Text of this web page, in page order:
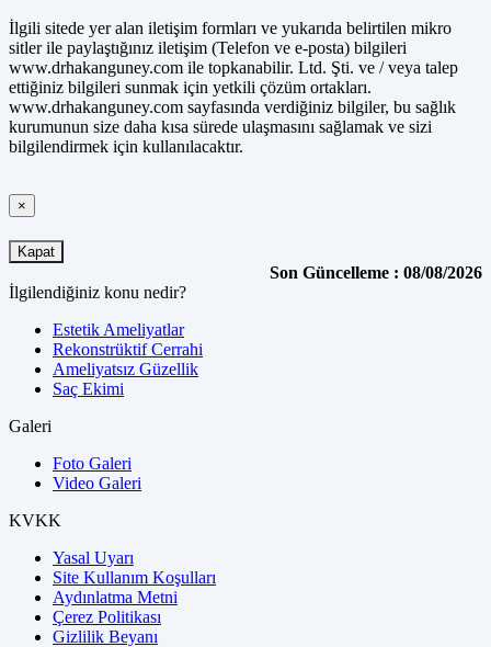
İlgili sitede yer alan iletişim formları ve yukarıda belirtilen mikro
sitler ile paylaştığınız iletişim (Telefon ve e-posta) bilgileri
www.drhakanguney.com ile topkanabilir. Ltd. Şti. ve / veya talep
ettiğiniz bilgileri sunmak için yetkili çözüm ortakları.
www.drhakanguney.com sayfasında verdiğiniz bilgiler, bu sağlık
kurumunun size daha kısa sürede ulaşmasını sağlamak ve sizi
bilgilendirmek için kullanılacaktır.
×
Kapat
Son Güncelleme : 08/08/2026
İlgilendiğiniz konu nedir?
Estetik Ameliyatlar
Rekonstrüktif Cerrahi
Ameliyatsız Güzellik
Saç Ekimi
Galeri
Foto Galeri
Video Galeri
KVKK
Yasal Uyarı
Site Kullanım Koşulları
Aydınlatma Metni
Çerez Politikası
Gizlilik Beyanı